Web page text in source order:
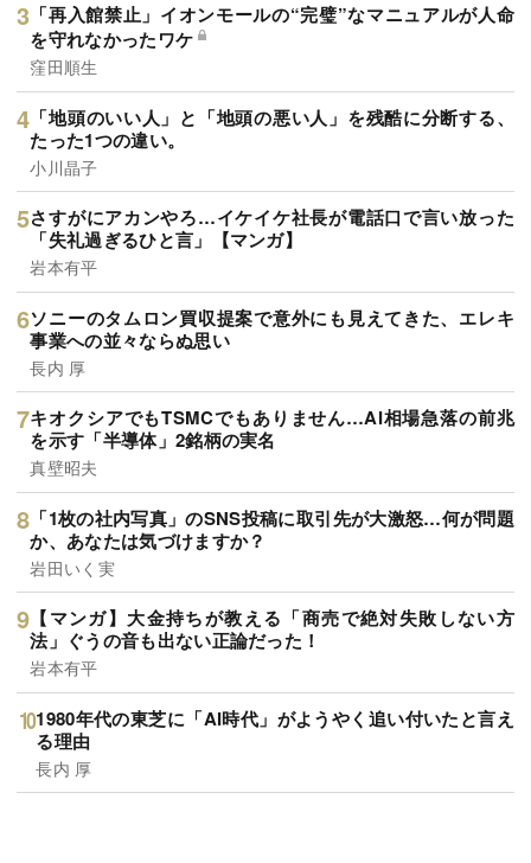
「再入館禁止」イオンモールの“完璧”なマニュアルが人命
を守れなかったワケ
窪田順生
「地頭のいい人」と「地頭の悪い人」を残酷に分断する、
たった1つの違い。
小川晶子
さすがにアカンやろ…イケイケ社長が電話口で言い放った
「失礼過ぎるひと言」【マンガ】
岩本有平
ソニーのタムロン買収提案で意外にも見えてきた、エレキ
事業への並々ならぬ思い
長内 厚
キオクシアでもTSMCでもありません…AI相場急落の前兆
を示す「半導体」2銘柄の実名
真壁昭夫
「1枚の社内写真」のSNS投稿に取引先が大激怒…何が問題
か、あなたは気づけますか？
岩田いく実
【マンガ】大金持ちが教える「商売で絶対失敗しない方
法」ぐうの音も出ない正論だった！
岩本有平
1980年代の東芝に「AI時代」がようやく追い付いたと言え
る理由
長内 厚